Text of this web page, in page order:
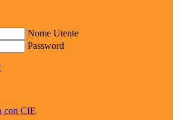
Nome Utente
Password
con CIE